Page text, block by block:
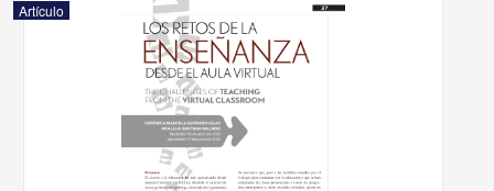
Artículo